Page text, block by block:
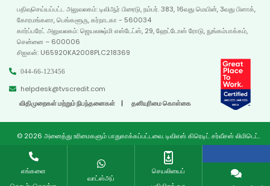
வீடியோ கேலரி
வரைபடம்
பதிவுசெய்யப்பட்ட அலுவலகம்: டிவிஆர் பிரைடு, நம்பர். 383, 16வது மெயின், 3வது பிளாக்,
கோரமங்களா, பெங்களூரு, கர்நாடகா - 560034
கார்ப்பரேட் அலுவலகம்: ஜெயலக்ஷ்மி எஸ்டேட்ஸ், 29, ஹேட்டோஸ் ரோடு, நுங்கம்பாக்கம்,
சென்னை – 600006
சிஐஎன்: U65920KA2008PLC218369
044-66-123456
helpdesk@tvscredit.com
விதிமுறைகள் மற்றும் நிபந்தனைகள்
தனியுரிமை கொள்கை
© 2026 அனைத்து உரிமைகளும் பாதுகாக்கப்பட்டவை. டிவிஎஸ் கிரெடிட் சர்வீசஸ் லிமிடெட்.
எங்களை
வாட்ஸ்அப்
செயலியைப்